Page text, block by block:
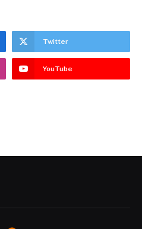
Twitter
YouTube